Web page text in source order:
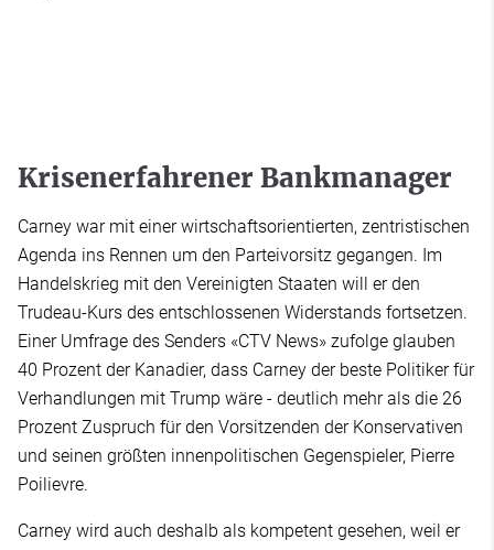
Krisenerfahrener Bankmanager
Carney war mit einer wirtschaftsorientierten, zentristischen
Agenda ins Rennen um den Parteivorsitz gegangen. Im
Handelskrieg mit den Vereinigten Staaten will er den
Trudeau-Kurs des entschlossenen Widerstands fortsetzen.
Einer Umfrage des Senders «CTV News» zufolge glauben
40 Prozent der Kanadier, dass Carney der beste Politiker für
Verhandlungen mit Trump wäre - deutlich mehr als die 26
Prozent Zuspruch für den Vorsitzenden der Konservativen
und seinen größten innenpolitischen Gegenspieler, Pierre
Poilievre.
Carney wird auch deshalb als kompetent gesehen, weil er